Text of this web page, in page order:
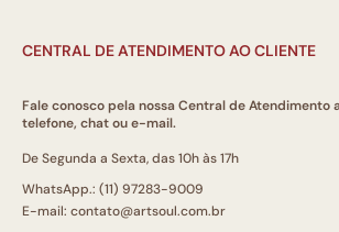
CENTRAL DE ATENDIMENTO AO CLIENTE
Fale conosco pela nossa Central de Atendimento
telefone, chat ou e-mail.
De Segunda a Sexta, das 10h às 17h
WhatsApp.: (11) 97283-9009
E-mail: contato@artsoul.com.br